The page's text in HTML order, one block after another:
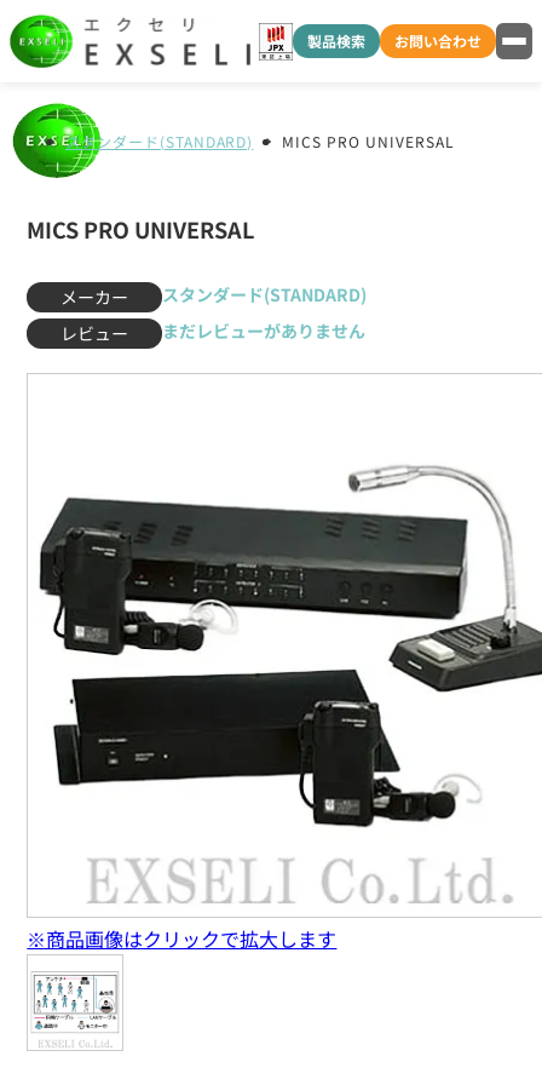
製品検索 お問い合わせ
スタンダード(STANDARD) MICS PRO UNIVERSAL
MICS PRO UNIVERSAL
メーカー
スタンダード(STANDARD)
レビュー
まだレビューがありません
※商品画像はクリックで拡大します